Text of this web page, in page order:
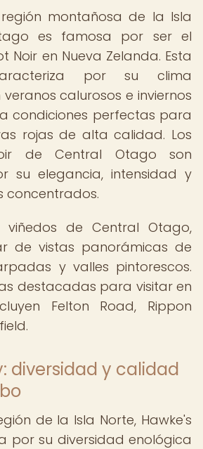
montañosa de la Isla
es famosa por ser el
Noir en Nueva Zelanda. Esta
por su clima
calurosos e inviernos
condiciones perfectas para
rojas de alta calidad. Los
de Central Otago son
su elegancia, intensidad y
concentrados.
viñedos de Central Otago,
de vistas panorámicas de
y valles pintorescos.
destacadas para visitar en
Felton Road, Rippon
diversidad y calidad
de la Isla Norte, Hawke's
por su diversidad enológica